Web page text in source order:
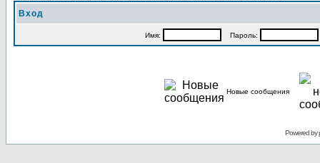
Вход
Имя: Пароль:
Новые сообщения
Powered by